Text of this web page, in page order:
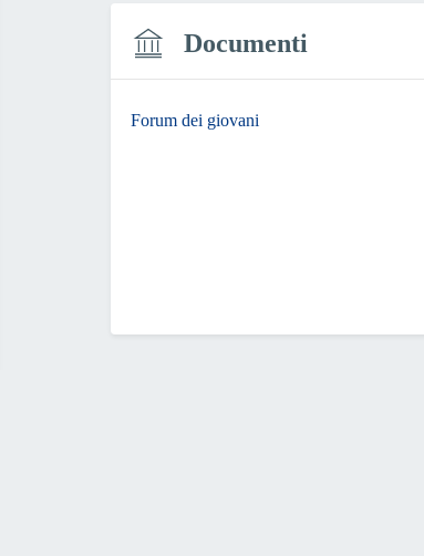
Documenti
Forum dei giovani